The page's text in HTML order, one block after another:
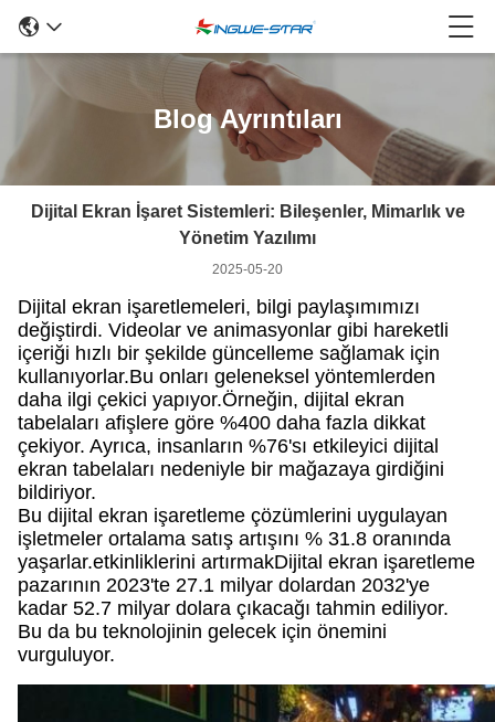
Blog Ayrıntıları
Dijital Ekran İşaret Sistemleri: Bileşenler, Mimarlık ve
Yönetim Yazılımı
2025-05-20
Dijital ekran işaretlemeleri, bilgi paylaşımımızı
değiştirdi. Videolar ve animasyonlar gibi hareketli
içeriği hızlı bir şekilde güncelleme sağlamak için
kullanıyorlar.Bu onları geleneksel yöntemlerden
daha ilgi çekici yapıyor.Örneğin, dijital ekran
tabelaları afişlere göre %400 daha fazla dikkat
çekiyor. Ayrıca, insanların %76'sı etkileyici dijital
ekran tabelaları nedeniyle bir mağazaya girdiğini
bildiriyor.
Bu dijital ekran işaretleme çözümlerini uygulayan
işletmeler ortalama satış artışını % 31.8 oranında
yaşarlar.etkinliklerini artırmakDijital ekran işaretleme
pazarının 2023'te 27.1 milyar dolardan 2032'ye
kadar 52.7 milyar dolara çıkacağı tahmin ediliyor.
Bu da bu teknolojinin gelecek için önemini
vurguluyor.